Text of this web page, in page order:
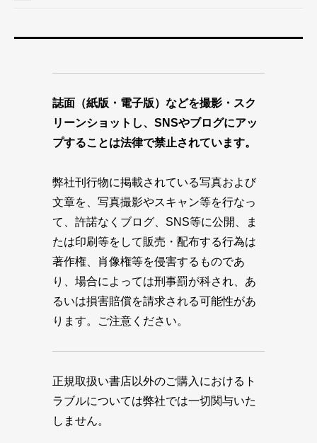
誌面（紙版・電子版）などを撮影・スク
リーンショットし、SNSやブログにアッ
プすることは法律で禁止されています。
弊社刊行物に掲載されている写真および
文章を、写真撮影やスキャン等を行なっ
て、許諾なくブログ、SNS等に公開、ま
たは印刷等をして販売・配布する行為は
著作権、肖像権等を侵害するものであ
り、場合によっては刑事罰が科され、あ
るいは損害賠償を請求される可能性があ
ります。ご注意ください。
正規取扱い書店以外のご購入におけるト
ラブルについては弊社では一切関与いた
しません。